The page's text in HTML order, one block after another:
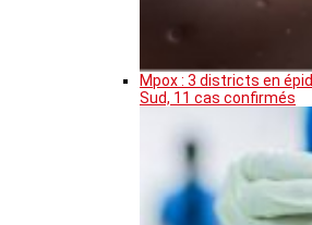
Mpox : 3 districts en
Sud, 11 cas confirmés